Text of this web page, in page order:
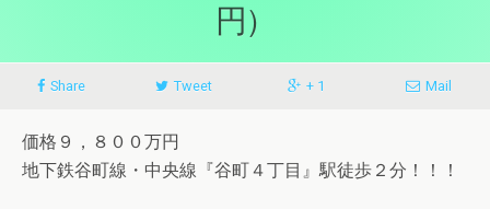
円）
Share Tweet + 1 Mail
価格９，８００万円
地下鉄谷町線・中央線『谷町４丁目』駅徒歩２分！！！